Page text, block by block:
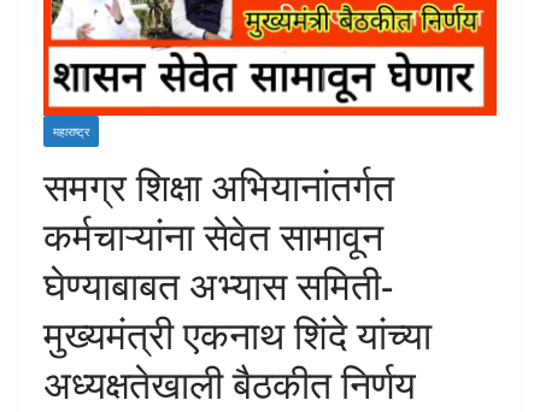
महाराष्ट्र
समग्र शिक्षा अभियानांतर्गत
कर्मचाऱ्यांना सेवेत सामावून
घेण्याबाबत अभ्यास समिती-
मुख्यमंत्री एकनाथ शिंदे यांच्या
अध्यक्षतेखाली बैठकीत निर्णय